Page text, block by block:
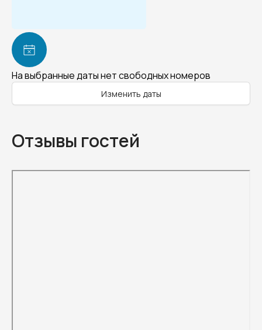
На выбранные даты нет свободных номеров
Изменить даты
Отзывы гостей